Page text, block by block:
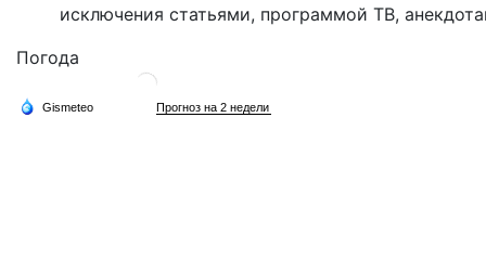
исключения статьями, программой ТВ,
Погода